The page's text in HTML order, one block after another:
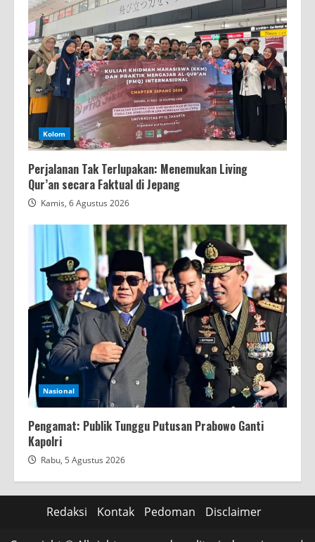
Kolom
Perjalanan Tak Terlupakan: Menemukan Living
Qur’an secara Faktual di Jepang
Kamis, 6 Agustus 2026
Nasional
Pengamat: Publik Tunggu Putusan Prabowo Ganti
Kapolri
Rabu, 5 Agustus 2026
Redaksi Kontak Pedoman Disclaimer